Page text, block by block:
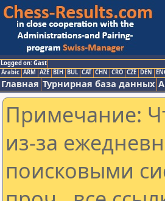
Logged on: Gast
Arabic ARM AZE BIH BUL CAT CHN CRO CZE DEN
Главная Турнирная база данных
Примечание:
из-за
поисковыми